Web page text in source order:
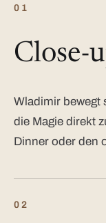
01
Close-
Wladimir bewegt
die Magie direkt
Dinner oder den
02